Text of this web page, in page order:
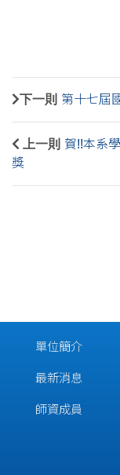
下一則 第十七屆
上一則 賀!!本系
獎
單位簡介
最新消息
師資成員